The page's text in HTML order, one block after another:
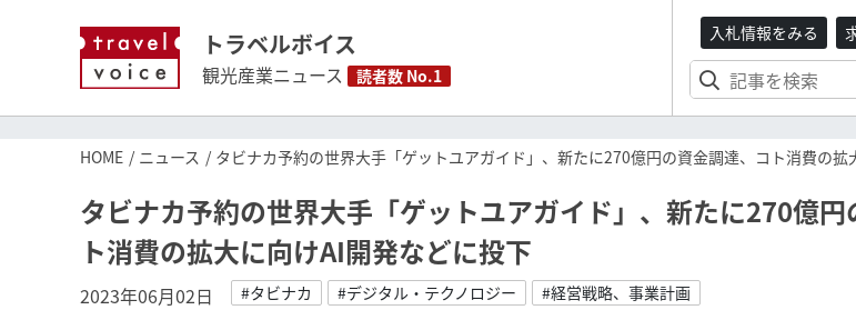
トラベルボイス
観光産業ニュース 読者数 No.1
入札情報をみる
HOME ニュース タビナカ予約の世界大手「ゲットユアガイド」、新たに270億円の資金調達、コト消費の
タビナカ予約の世界大手「ゲットユアガイド」、新たに270億円
ト消費の拡大に向けAI開発などに投下
2023年06月02日 #タビナカ #デジタル・テクノロジー #経営戦略、事業計画